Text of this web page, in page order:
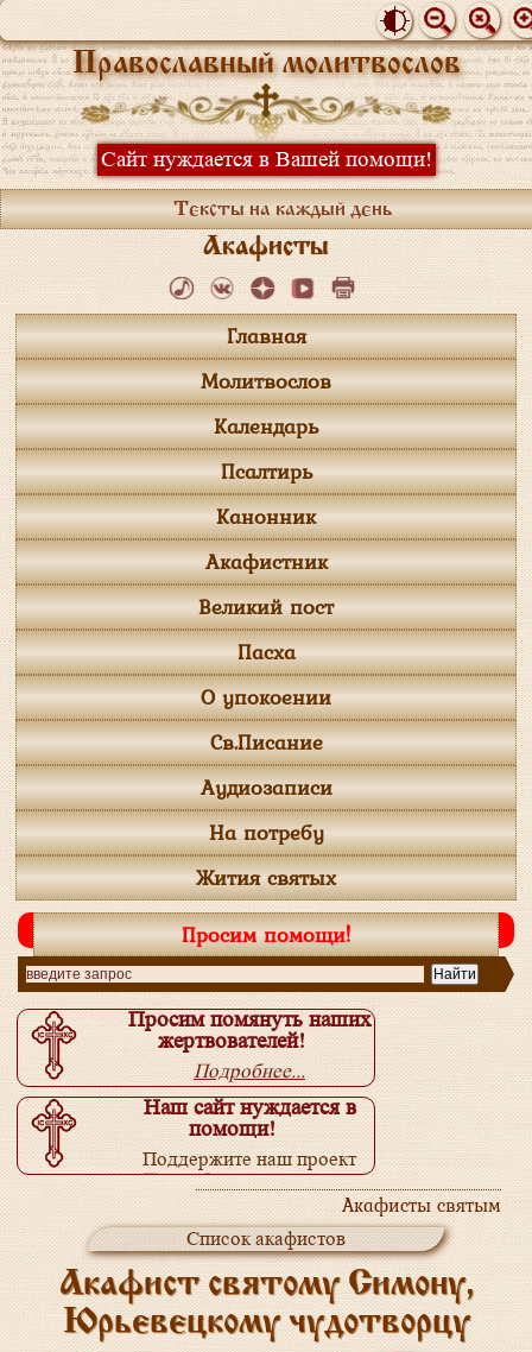
Православный молитвослов
Сайт нуждается в Вашей помощи!
Тексты на каждый день
Акафисты
Главная
Молитвослов
Календарь
Псалтирь
Канонник
Акафистник
Великий пост
Пасха
О упокоении
Св.Писание
Аудиозаписи
На потребу
Жития святых
Просим помощи!
Просим помянуть наших
жертвователей!
Подробнее...
Наш сайт нуждается в
помощи!
Поддержите наш проект
Подробнее...
Акафисты святым
Список акафистов
Акафист святому Симону,
Юрьевецкому чудотворцу